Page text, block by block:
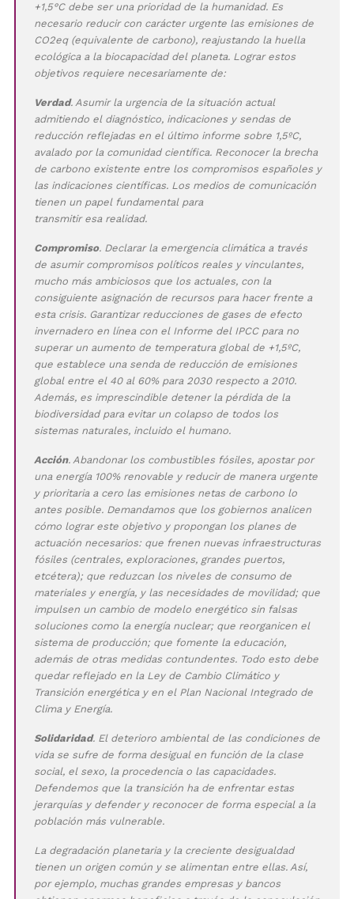
+1,5°C debe ser una prioridad de la humanidad. Es
necesario reducir con carácter urgente las emisiones de
CO2eq (equivalente de carbono), reajustando la huella
ecológica a la biocapacidad del planeta. Lograr estos
objetivos requiere necesariamente de:
Verdad. Asumir la urgencia de la situación actual
admitiendo el diagnóstico, indicaciones y sendas de
reducción reflejadas en el último informe sobre 1,5ºC,
avalado por la comunidad científica. Reconocer la brecha
de carbono existente entre los compromisos españoles y
las indicaciones científicas. Los medios de comunicación
tienen un papel fundamental para
transmitir esa realidad.
Compromiso. Declarar la emergencia climática a través
de asumir compromisos políticos reales y vinculantes,
mucho más ambiciosos que los actuales, con la
consiguiente asignación de recursos para hacer frente a
esta crisis. Garantizar reducciones de gases de efecto
invernadero en línea con el Informe del IPCC para no
superar un aumento de temperatura global de +1,5ºC,
que establece una senda de reducción de emisiones
global entre el 40 al 60% para 2030 respecto a 2010.
Además, es imprescindible detener la pérdida de la
biodiversidad para evitar un colapso de todos los
sistemas naturales, incluido el humano.
Acción. Abandonar los combustibles fósiles, apostar por
una energía 100% renovable y reducir de manera urgente
y prioritaria a cero las emisiones netas de carbono lo
antes posible. Demandamos que los gobiernos analicen
cómo lograr este objetivo y propongan los planes de
actuación necesarios: que frenen nuevas infraestructuras
fósiles (centrales, exploraciones, grandes puertos,
etcétera); que reduzcan los niveles de consumo de
materiales y energía, y las necesidades de movilidad; que
impulsen un cambio de modelo energético sin falsas
soluciones como la energía nuclear; que reorganicen el
sistema de producción; que fomente la educación,
además de otras medidas contundentes. Todo esto debe
quedar reflejado en la Ley de Cambio Climático y
Transición energética y en el Plan Nacional Integrado de
Clima y Energía.
Solidaridad. El deterioro ambiental de las condiciones de
vida se sufre de forma desigual en función de la clase
social, el sexo, la procedencia o las capacidades.
Defendemos que la transición ha de enfrentar estas
jerarquías y defender y reconocer de forma especial a la
población más vulnerable.
La degradación planetaria y la creciente desigualdad
tienen un origen común y se alimentan entre ellas. Así,
por ejemplo, muchas grandes empresas y bancos